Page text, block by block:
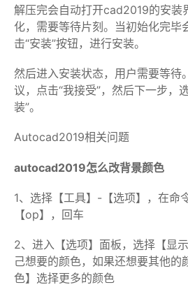
解压完会自动打开cad2019的安装
化，需要等待片刻。当初始化完毕
击“安装”按钮，进行安装。
然后进入安装状态，用户需要等待
议，点击“我接受”，然后下一步，
装”。
Autocad2019相关问题
autocad2019怎么改背景颜色
1、选择【工具】-【选项】，在命
【op】，回车
2、进入【选项】面板，选择【显
己想要的颜色，如果还想要其他的
色】选择更多的颜色